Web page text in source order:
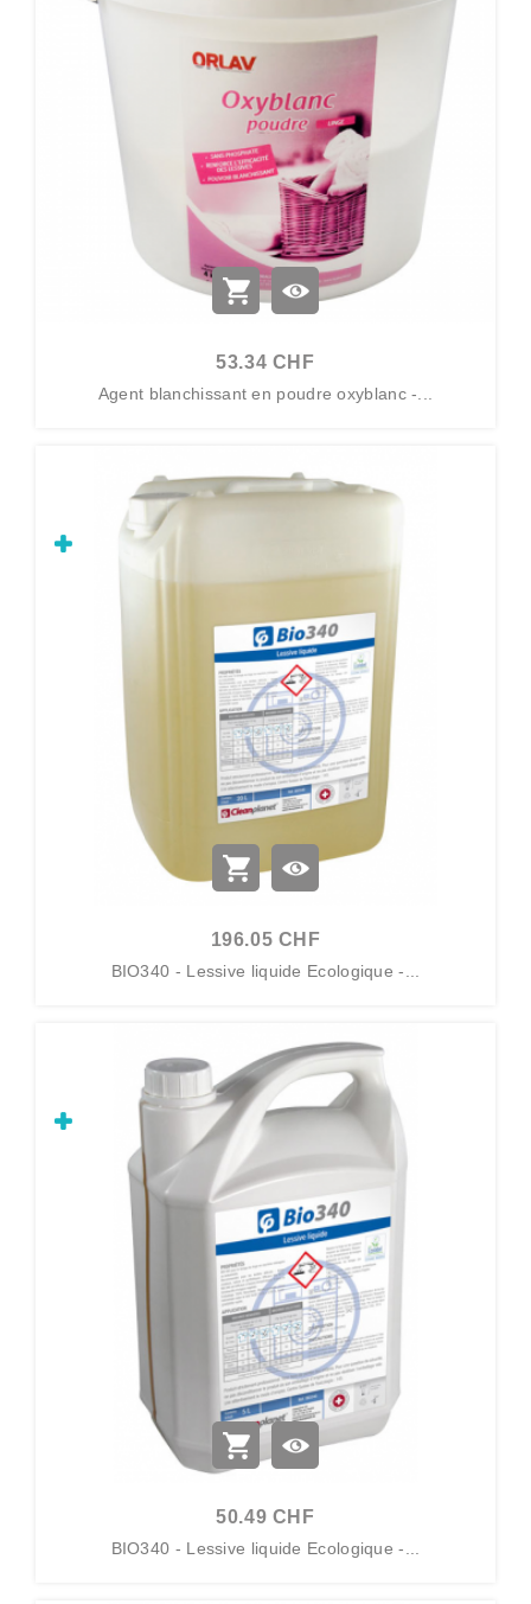
53.34 CHF
Agent blanchissant en poudre oxyblanc -...
196.05 CHF
BIO340 - Lessive liquide Ecologique -...
50.49 CHF
BIO340 - Lessive liquide Ecologique -...